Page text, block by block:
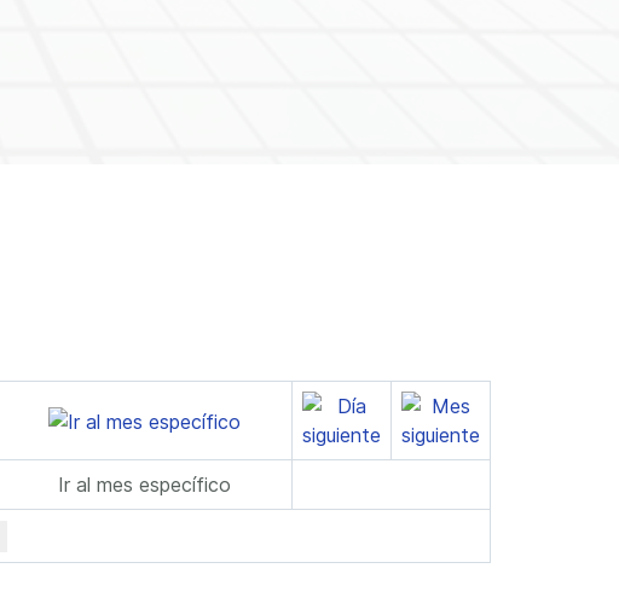
Ir al mes específico